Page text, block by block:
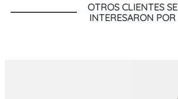
OTROS CLIENTES SE
INTERESARON POR